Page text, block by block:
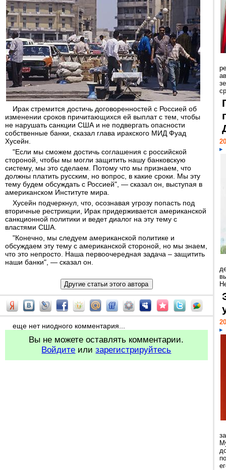
Ирак стремится достичь договоренностей с Россией об
изменении сроков причитающихся ей выплат с тем, чтобы
не нарушать санкции США и не подвергать опасности
собственные банки, сказал глава иракского МИД Фуад
Хусейн.
"Если мы сможем достичь соглашения с российской
стороной, чтобы мы могли защитить нашу банковскую
систему, мы это сделаем. Потому что мы признаем, что
должны платить русским, но вопрос, в какие сроки. Мы эту
тему будем обсуждать с Россией", — сказал он, выступая в
американском Институте мира.
Хусейн подчеркнул, что, осознавая угрозу попасть под
вторичные рестрикции, Ирак придерживается американской
санкционной политики и ведет диалог на эту тему с
властями США.
"Конечно, мы следуем американской политике и
обсуждаем эту тему с американской стороной, но мы знаем,
что это непросто. Наша первоочередная задача – защитить
наши банки", — сказал он.
еще нет ниодного комментария...
Вы не можете оставлять комментарии.
Войдите илизарегистрируйтесь